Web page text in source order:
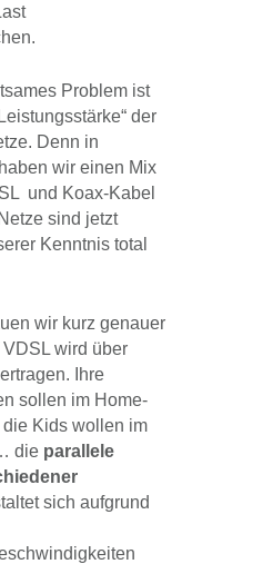
Problem ist
der
Denn in
wir einen Mix
und Koax-Kabel
sind jetzt
Kenntnis total
wir kurz genauer
wird über
Ihre
sollen im Home-
Kids wollen im
die parallele
sich aufgrund